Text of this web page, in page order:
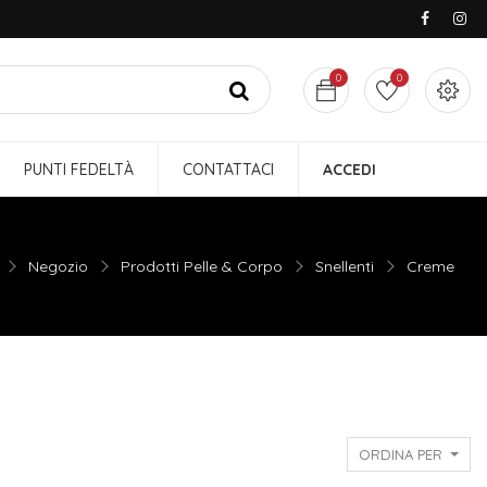
0 0
PUNTI FEDELTÀ CONTATTACI ACCEDI
Negozio Prodotti Pelle & Corpo Snellenti Creme
ORDINA PER